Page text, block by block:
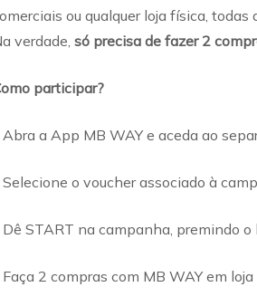
ou qualquer loja física,
verdade, só precisa de fazer 2
participar?
Abra a App MB WAY e aceda ao
Selecione o voucher associado à
Dê START na campanha, premindo
Faça 2 compras com MB WAY em